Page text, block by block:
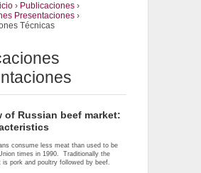
› Publicaciones›
Presentaciones›
Técnicas
of Russian beef market:
consume less meat than used to be
times in 1990. Traditionally the
is pork and poultry followed by beef.